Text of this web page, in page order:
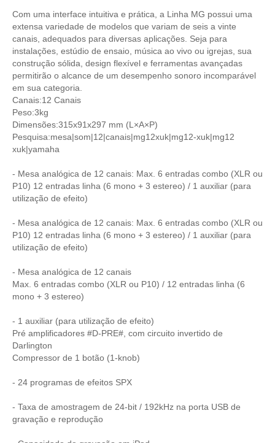
Com uma interface intuitiva e prática, a Linha MG possui uma
extensa variedade de modelos que variam de seis a vinte
canais, adequados para diversas aplicações. Seja para
instalações, estúdio de ensaio, música ao vivo ou igrejas, sua
construção sólida, design flexível e ferramentas avançadas
permitirão o alcance de um desempenho sonoro incomparável
em sua categoria.
Canais:12 Canais
Peso:3kg
Dimensões:315x91x297 mm (L×A×P)
Pesquisa:mesa|som|12|canais|mg12xuk|mg12-xuk|mg12
xuk|yamaha
- Mesa analógica de 12 canais: Max. 6 entradas combo (XLR ou
P10) 12 entradas linha (6 mono + 3 estereo) / 1 auxiliar (para
utilização de efeito)
- Mesa analógica de 12 canais: Max. 6 entradas combo (XLR ou
P10) 12 entradas linha (6 mono + 3 estereo) / 1 auxiliar (para
utilização de efeito)
- Mesa analógica de 12 canais
Max. 6 entradas combo (XLR ou P10) / 12 entradas linha (6
mono + 3 estereo)
- 1 auxiliar (para utilização de efeito)
Pré amplificadores #D-PRE#, com circuito invertido de
Darlington
Compressor de 1 botão (1-knob)
- 24 programas de efeitos SPX
- Taxa de amostragem de 24-bit / 192kHz na porta USB de
gravação e reprodução